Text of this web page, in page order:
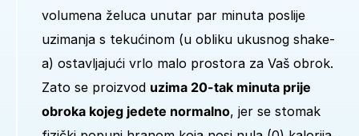
volumena želuca unutar par minuta poslije
uzimanja s tekućinom (u obliku ukusnog shake-
a) ostavljajući vrlo malo prostora za Vaš obrok.
Zato se proizvod uzima 20-tak minuta prije
obroka kojeg jedete normalno, jer se stomak